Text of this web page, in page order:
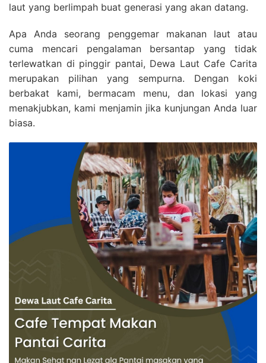
laut yang berlimpah buat generasi yang akan datang.
Apa Anda seorang penggemar makanan laut atau
cuma mencari pengalaman bersantap yang tidak
terlewatkan di pinggir pantai, Dewa Laut Cafe Carita
merupakan pilihan yang sempurna. Dengan koki
berbakat kami, bermacam menu, dan lokasi yang
menakjubkan, kami menjamin jika kunjungan Anda luar
biasa.